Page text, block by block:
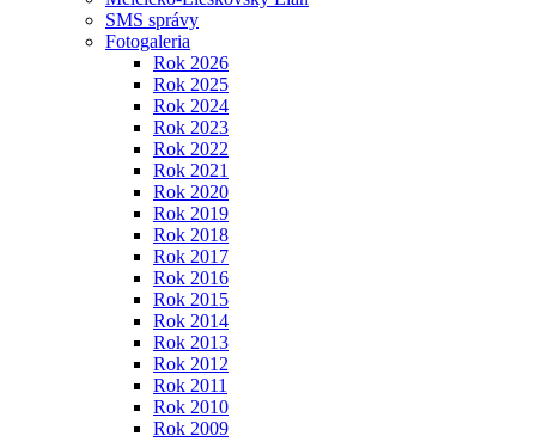
SMS správy
Fotogaleria
Rok 2026
Rok 2025
Rok 2024
Rok 2023
Rok 2022
Rok 2021
Rok 2020
Rok 2019
Rok 2018
Rok 2017
Rok 2016
Rok 2015
Rok 2014
Rok 2013
Rok 2012
Rok 2011
Rok 2010
Rok 2009